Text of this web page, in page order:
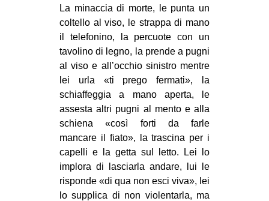
MIGRAZIONI
PRECARIATO
REPRESSIONE
STUDENTI
CULTURE
ARTE
CINEMA
MANIFESTI
MUSICA
La minaccia di morte, le punta un
coltello al viso, le strappa di mano
il telefonino, la percuote con un
tavolino di legno, la prende a pugni
al viso e all’occhio sinistro mentre
lei urla «ti prego fermati», la
schiaffeggia a mano aperta, le
assesta altri pugni al mento e alla
schiena «così forti da farle
mancare il fiato», la trascina per i
capelli e la getta sul letto. Lei lo
implora di lasciarla andare, lui le
risponde «di qua non esci viva», lei
lo supplica di non violentarla, ma